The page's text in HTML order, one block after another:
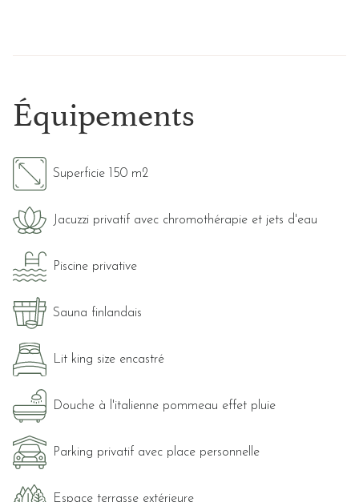
Équipements
Superficie 150 m2
Jacuzzi privatif avec chromothérapie et jets d'eau
Piscine privative
Sauna finlandais
Lit king size encastré
Douche à l'italienne pommeau effet pluie
Parking privatif avec place personnelle
Espace terrasse extérieure